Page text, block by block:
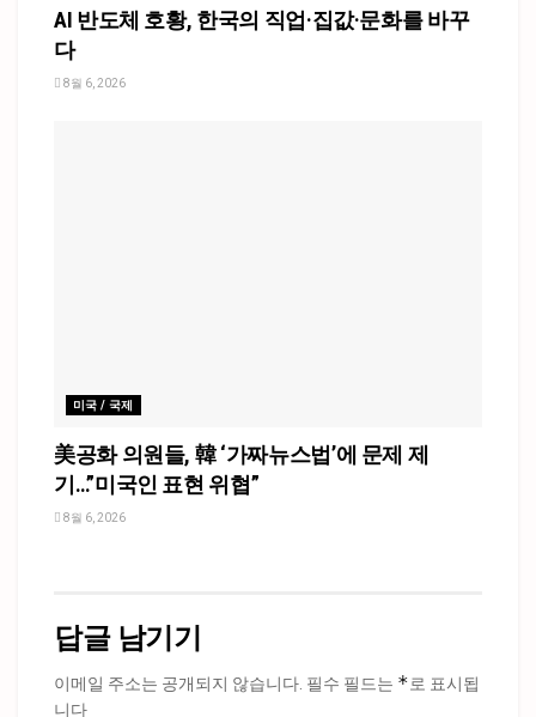
AI 반도체 호황, 한국의 직업·집값·문화를 바꾸
다
8월 6, 2026
미국 / 국제
美공화 의원들, 韓 ‘가짜뉴스법’에 문제 제
기…”미국인 표현 위협”
8월 6, 2026
답글 남기기
이메일 주소는 공개되지 않습니다. 필수 필드는 *로 표시됩
니다